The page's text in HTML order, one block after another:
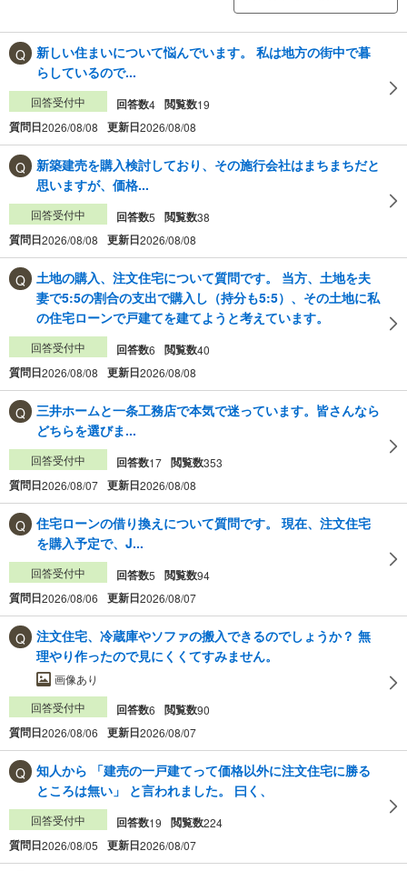
新しい住まいについて悩んでいます。 私は地方の街中で暮
らしているので...
回答受付中 回答数4 閲覧数19
質問日2026/08/08 更新日2026/08/08
新築建売を購入検討しており、その施行会社はまちまちだと
思いますが、価格...
回答受付中 回答数5 閲覧数38
質問日2026/08/08 更新日2026/08/08
土地の購入、注文住宅について質問です。 当方、土地を夫
妻で5:5の割合の支出で購入し（持分も5:5）、その土地に私
の住宅ローンで戸建てを建てようと考えています。
回答受付中 回答数6 閲覧数40
質問日2026/08/08 更新日2026/08/08
三井ホームと一条工務店で本気で迷っています。皆さんなら
どちらを選びま...
回答受付中 回答数17 閲覧数353
質問日2026/08/07 更新日2026/08/08
住宅ローンの借り換えについて質問です。 現在、注文住宅
を購入予定で、J...
回答受付中 回答数5 閲覧数94
質問日2026/08/06 更新日2026/08/07
注文住宅、冷蔵庫やソファの搬入できるのでしょうか？ 無
理やり作ったので見にくくてすみません。
画像あり
回答受付中
回答数6 閲覧数90
質問日2026/08/06 更新日2026/08/07
知人から 「建売の一戸建てって価格以外に注文住宅に勝る
ところは無い」 と言われました。 曰く、
回答受付中 回答数19 閲覧数224
質問日2026/08/05 更新日2026/08/07